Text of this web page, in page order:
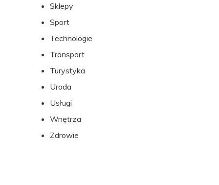
Sklepy
Sport
Technologie
Transport
Turystyka
Uroda
Usługi
Wnętrza
Zdrowie